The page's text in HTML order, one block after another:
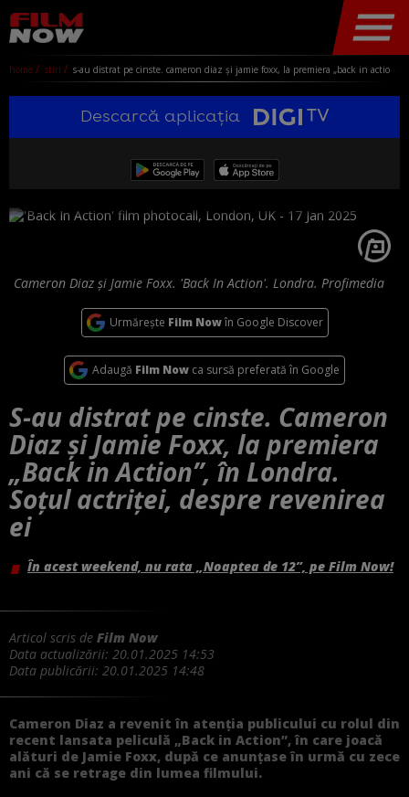
home stiri s-au distrat pe cinste. cameron diaz și jamie foxx, la premiera „back in action”, în londra. soțul actriței, despre revenirea ei
Descarcă aplicația
Cameron Diaz și Jamie Foxx. 'Back In Action'. Londra. Profimedia
Urmărește Film Nowîn Google Discover
Adaugă Film Now ca sursă preferată în Google
S-au distrat pe cinste. Cameron
Diaz și Jamie Foxx, la premiera
„Back in Action”, în Londra.
Soțul actriței, despre revenirea
ei
În acest weekend, nu rata „Noaptea de 12”, pe Film Now!
Articol scris de Film Now
Data actualizării: 20.01.2025 14:53
Data publicării: 20.01.2025 14:48
Cameron Diaz a revenit în atenţia publicului cu rolul din
recent lansata peliculă „Back in Action”, în care joacă
alături de Jamie Foxx, după ce anunţase în urmă cu zece
ani că se retrage din lumea filmului.